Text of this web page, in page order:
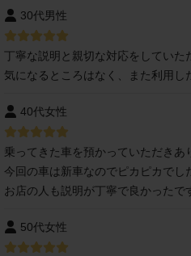
30代男性
丁寧な説明と親切な対応をしていた
気になるところはなく、また利用し
40代女性
乗ってきた車を預かっていただきあ
今回の車は新車なのでピカピカでし
お店の人も説明が丁寧で良かったで
50代女性